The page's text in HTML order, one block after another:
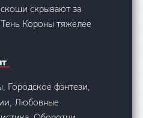
скрывают за
Короны тяжелее
Городское фэнтези,
Любовные